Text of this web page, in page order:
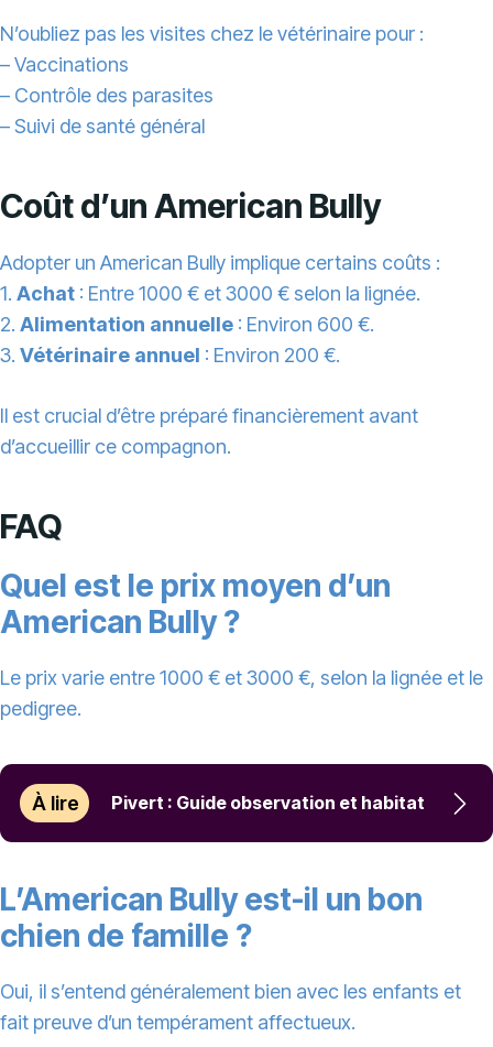
N’oubliez pas les visites chez le vétérinaire pour :
– Vaccinations
– Contrôle des parasites
– Suivi de santé général
Coût d’un American Bully
Adopter un American Bully implique certains coûts :
1. Achat : Entre 1000 € et 3000 € selon la lignée.
2. Alimentation annuelle : Environ 600 €.
3. Vétérinaire annuel : Environ 200 €.
Il est crucial d’être préparé financièrement avant
d’accueillir ce compagnon.
FAQ
Quel est le prix moyen d’un
American Bully ?
Le prix varie entre 1000 € et 3000 €, selon la lignée et le
pedigree.
À lire Pivert : Guide observation et habitat
L’American Bully est-il un bon
chien de famille ?
Oui, il s’entend généralement bien avec les enfants et
fait preuve d’un tempérament affectueux.